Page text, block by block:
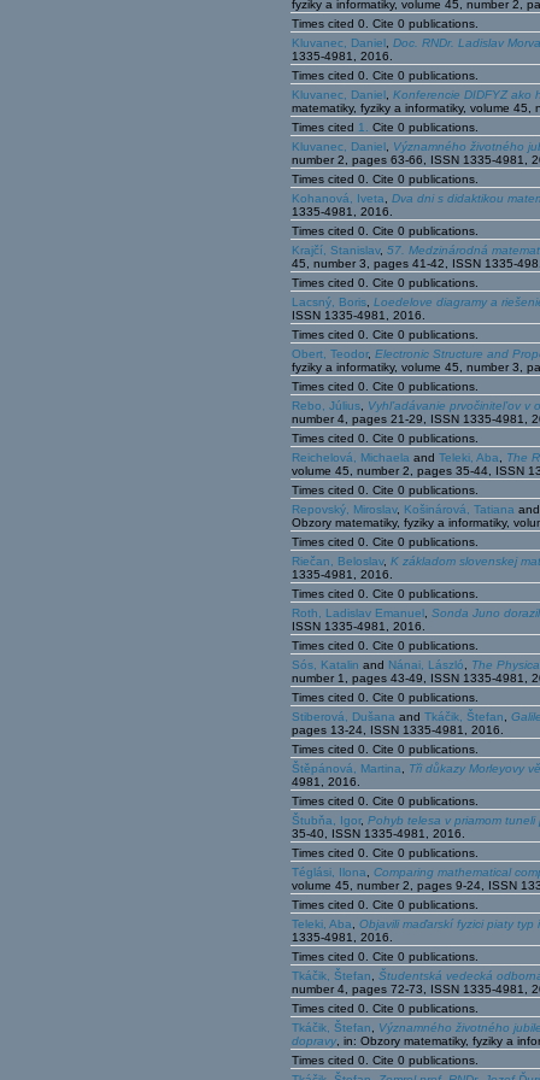
fyziky a informatiky, volume 45, number 2,
Times cited 0. Cite 0 publications.
Kluvanec, Daniel Doc. RNDr. Ladislav
1335-4981, 2016.
Times cited 0. Cite 0 publications.
Kluvanec, Daniel Konferencie DIDFYZ ako
matematiky, fyziky a informatiky, volume
Times cited 1. Cite 0 publications.
Kluvanec, Daniel
Významného životného
number 2, pages 63-66, ISSN 1335-4981,
Times cited 0. Cite 0 publications.
Kohanová, Iveta
Dva dni s didaktikou
1335-4981, 2016.
Times cited 0. Cite 0 publications.
Krajčí, Stanislav, 57. Medzinárodná
45, number 3, pages 41-42, ISSN 1335-
Times cited 0. Cite 0 publications.
Lacsný, Boris Loedelove diagramy a
ISSN 1335-4981, 2016.
Times cited 0. Cite 0 publications.
Obert, Teodor, Electronic Structure and
fyziky a informatiky, volume 45, number 3,
Times cited 0. Cite 0 publications.
Rebo, Július
Vyhl’adávanie prvočinitel’ov
number 4, pages 21-29, ISSN 1335-4981,
Times cited 0. Cite 0 publications.
Reichelová, Michaela and Teleki, Aba
The
volume 45, number 2, pages 35-44, ISSN
Times cited 0. Cite 0 publications.
Repovský, Miroslav, Košinárová, Tatiana
Obzory matematiky, fyziky a informatiky,
Times cited 0. Cite 0 publications.
Riečan, Beloslav, K základom slovenskej
1335-4981, 2016.
Times cited 0. Cite 0 publications.
Roth, Ladislav Emanuel Sonda Juno
ISSN 1335-4981, 2016.
Times cited 0. Cite 0 publications.
Sós, Katalin and Nánai, László
The
number 1, pages 43-49, ISSN 1335-4981,
Times cited 0. Cite 0 publications.
Stiberová, Dušana and Tkáčik, Štefan
pages 13-24, ISSN 1335-4981, 2016.
Times cited 0. Cite 0 publications.
Štěpánová, Martina
Tři důkazy Morleyovy
4981, 2016.
Times cited 0. Cite 0 publications.
Štubňa, Igor, Pohyb telesa v priamom tuneli
35-40, ISSN 1335-4981, 2016.
Times cited 0. Cite 0 publications.
Téglási, Ilona
Comparing mathematical
volume 45, number 2, pages 9-24, ISSN
Times cited 0. Cite 0 publications.
Teleki, Aba
Objavili maďarskí fyzici piaty typ
1335-4981, 2016.
Times cited 0. Cite 0 publications.
Tkáčik, Štefan
Študentská vedecká
number 4, pages 72-73, ISSN 1335-4981,
Times cited 0. Cite 0 publications.
Tkáčik, Štefan
Významného životného
dopravy , in: Obzory matematiky, fyziky a
Times cited 0. Cite 0 publications.